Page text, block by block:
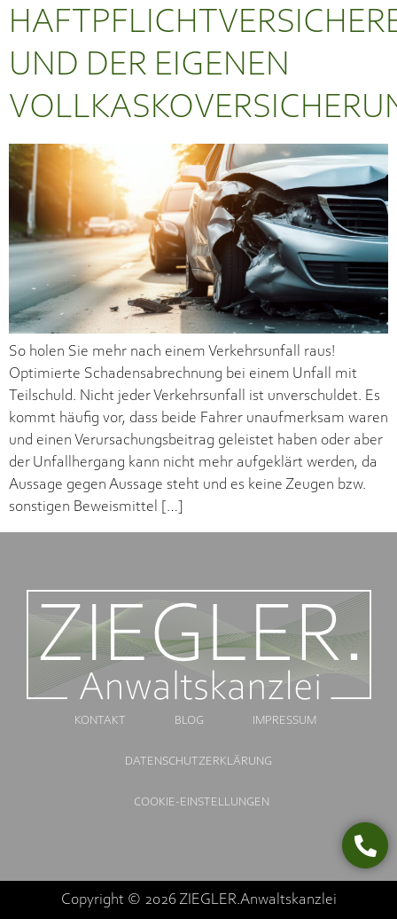
UND DER EIGENEN
So holen Sie mehr nach einem Verkehrsunfall raus!
Optimierte Schadensabrechnung bei einem Unfall mit
Teilschuld. Nicht jeder Verkehrsunfall ist unverschuldet. Es
kommt häufig vor, dass beide Fahrer unaufmerksam waren
und einen Verursachungsbeitrag geleistet haben oder aber
der Unfallhergang kann nicht mehr aufgeklärt werden, da
Aussage gegen Aussage steht und es keine Zeugen bzw.
sonstigen Beweismittel […]
KONTAKT BLOG IMPRESSUM
DATENSCHUTZERKLÄRUNG
COOKIE-EINSTELLUNGEN
Copyright © 2026 ZIEGLER.Anwaltskanzlei